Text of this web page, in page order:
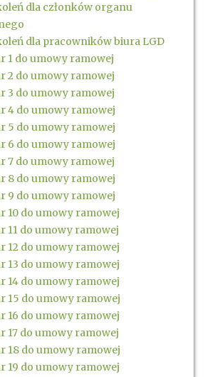
dla członków organu
dla pracowników biura LGD
1 do umowy ramowej
2 do umowy ramowej
3 do umowy ramowej
4 do umowy ramowej
5 do umowy ramowej
6 do umowy ramowej
7 do umowy ramowej
8 do umowy ramowej
9 do umowy ramowej
10 do umowy ramowej
11 do umowy ramowej
12 do umowy ramowej
13 do umowy ramowej
14 do umowy ramowej
15 do umowy ramowej
16 do umowy ramowej
17 do umowy ramowej
18 do umowy ramowej
19 do umowy ramowej